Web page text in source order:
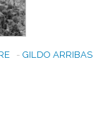
- GILDO ARRIBAS